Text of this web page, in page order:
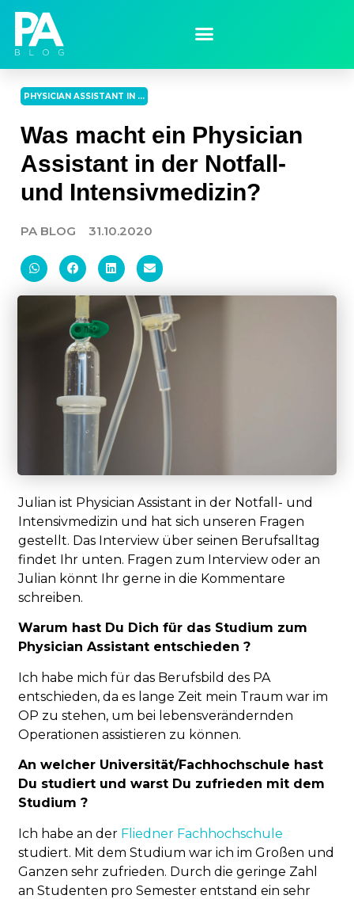
PHYSICIAN ASSISTANT IN ...
Was macht ein Physician
Assistant in der Notfall-
und Intensivmedizin?
PA BLOG 31.10.2020
Julian ist Physician Assistant in der Notfall- und
Intensivmedizin und hat sich unseren Fragen
gestellt. Das Interview über seinen Berufsalltag
findet Ihr unten. Fragen zum Interview oder an
Julian könnt Ihr gerne in die Kommentare
schreiben.
Warum hast Du Dich für das Studium zum
Physician Assistant entschieden ?
Ich habe mich für das Berufsbild des PA
entschieden, da es lange Zeit mein Traum war im
OP zu stehen, um bei lebensverändernden
Operationen assistieren zu können.
An welcher Universität/Fachhochschule hast
Du studiert und warst Du zufrieden mit dem
Studium ?
Ich habe an der Fliedner Fachhochschule
studiert. Mit dem Studium war ich im Großen und
Ganzen sehr zufrieden. Durch die geringe Zahl
an Studenten pro Semester entstand ein sehr